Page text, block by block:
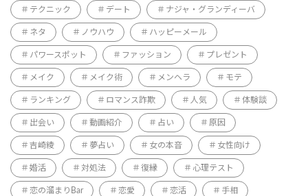
テクニック デート ナジャ・グランディーバ
ネタ ノウハウ ハッピーメール
パワースポット ファッション プレゼント
メイク メイク術 メンヘラ モテ
ランキング ロマンス詐欺 人気 体験談
出会い 動画紹介 占い 原因
吉崎綾 夢占い 女の本音 女性向け
婚活 対処法 復縁 心理テスト
恋の溜まりBar 恋愛 恋活 手相